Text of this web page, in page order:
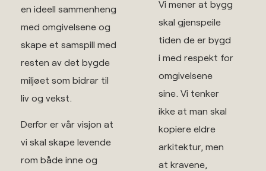
en ideell sammenheng
med omgivelsene og
skape et samspill med
resten av det bygde
miljøet som bidrar til
liv og vekst.
Derfor er vår visjon at
vi skal skape levende
rom både inne og
Vi mener at bygg
skal gjenspeile
tiden de er bygd
i med respekt for
omgivelsene
sine. Vi tenker
ikke at man skal
kopiere eldre
arkitektur, men
at kravene,